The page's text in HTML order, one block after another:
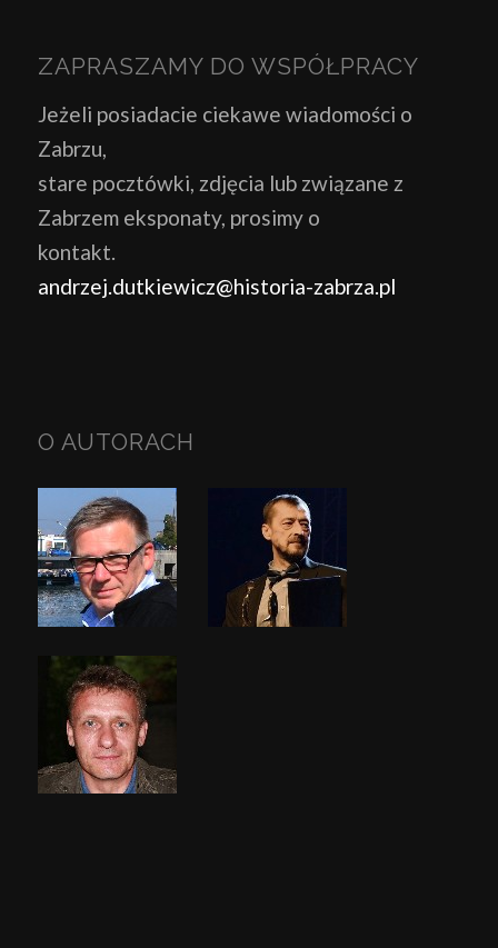
ZAPRASZAMY DO WSPÓŁPRACY
Jeżeli posiadacie ciekawe wiadomości o
Zabrzu,
stare pocztówki, zdjęcia lub związane z
Zabrzem eksponaty, prosimy o
kontakt.
andrzej.dutkiewicz@historia-zabrza.pl
O AUTORACH